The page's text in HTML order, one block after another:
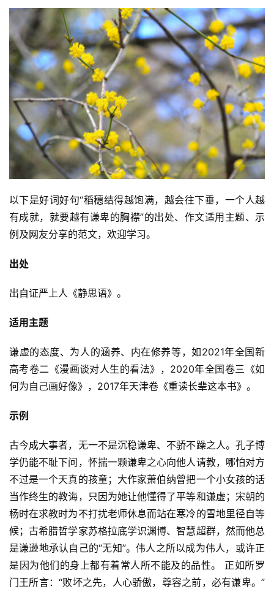
以下是好词好句“稻穗结得越饱满，越会往下垂，一个人越
有成就，就要越有谦卑的胸襟”的出处、作文适用主题、示
例及网友分享的范文，欢迎学习。
出处
出自证严上人《静思语》。
适用主题
谦虚的态度、为人的涵养、内在修养等，如2021年全国新
高考卷二《漫画谈对人生的看法》，2020年全国卷三《如
何为自己画好像》，2017年天津卷《重读长辈这本书》。
示例
古今成大事者，无一不是沉稳谦卑、不骄不躁之人。孔子博
学仍能不耻下问，怀揣一颗谦卑之心向他人请教，哪怕对方
不过是一个天真的孩童；大作家萧伯纳曾把一个小女孩的话
当作终生的教诲，只因为她让他懂得了平等和谦虚；宋朝的
杨时在求教时为不打扰老师休息而站在寒冷的雪地里径自等
候；古希腊哲学家苏格拉底学识渊博、智慧超群，然而他总
是谦逊地承认自己的“无知”。伟人之所以成为伟人，或许正
是因为他们的身上都有着常人所不能及的品性。 正如所罗
门王所言：“败坏之先，人心骄傲，尊容之前，必有谦卑。”